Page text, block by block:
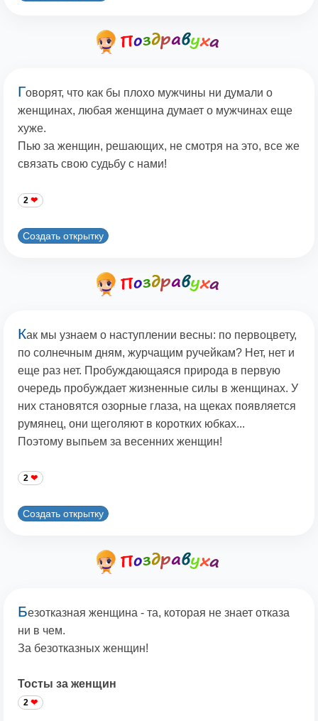
Говорят, что как бы плохо мужчины ни думали о
женщинах, любая женщина думает о мужчинах еще
хуже.
Пью за женщин, решающих, не смотря на это, все же
связать свою судьбу с нами!
2
Создать открытку
Как мы узнаем о наступлении весны: по первоцвету,
по солнечным дням, журчащим ручейкам? Нет, нет и
еще раз нет. Пробуждающаяся природа в первую
очередь пробуждает жизненные силы в женщинах. У
них становятся озорные глаза, на щеках появляется
румянец, они щеголяют в коротких юбках...
Поэтому выпьем за весенних женщин!
2
Создать открытку
Безотказная женщина - та, которая не знает отказа
ни в чем.
За безотказных женщин!
Тосты за женщин
2